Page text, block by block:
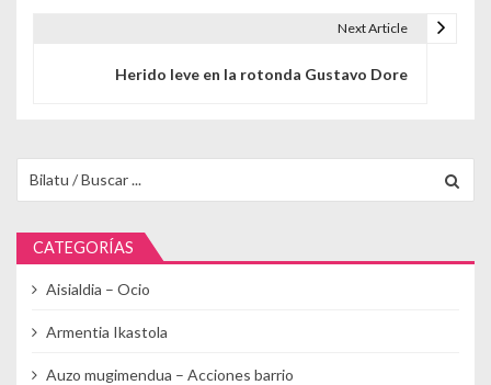
Next Article
Herido leve en la rotonda Gustavo Dore
CATEGORÍAS
Aisialdia – Ocio
Armentia Ikastola
Auzo mugimendua – Acciones barrio